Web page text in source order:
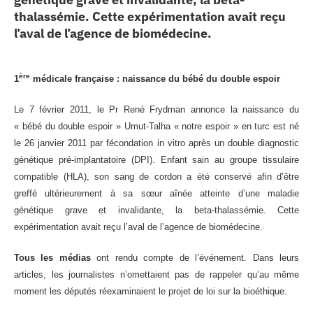
écologique
CONNECTÉ
d’info
thalassémie. Cette expérimentation avait reçu
l’aval de l’agence de biomédecine.
1ère médicale française : naissance du bébé du double espoir
Le 7 février 2011, le Pr René Frydman annonce la naissance du
« bébé du double espoir » Umut-Talha « notre espoir » en turc est né
le 26 janvier 2011 par fécondation in vitro après un double diagnostic
génétique pré-implantatoire (DPI). Enfant sain au groupe tissulaire
compatible (HLA), son sang de cordon a été conservé afin d’être
greffé ultérieurement à sa sœur aînée atteinte d’une maladie
génétique grave et invalidante, la beta-thalassémie. Cette
expérimentation avait reçu l’aval de l’agence de biomédecine.
Tous les médiasont rendu compte de l’événement. Dans leurs
articles, les journalistes n’omettaient pas de rappeler qu’au même
moment les députés réexaminaient le projet de loi sur la bioéthique.